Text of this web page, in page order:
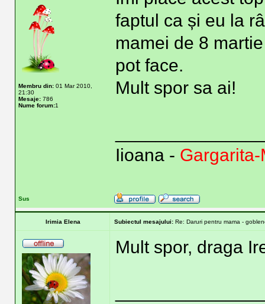
Membru din: 01 Mar 2010,
21:30
Mesaje: 786
Nume forum:1
faptul ca și eu la
mamei de 8
pot face.
Mult spor sa ai!
Iioana -
Sus
Irimia Elena Subiectul mesajului: Re: Daruri pentru mama -
Mult spor, draga